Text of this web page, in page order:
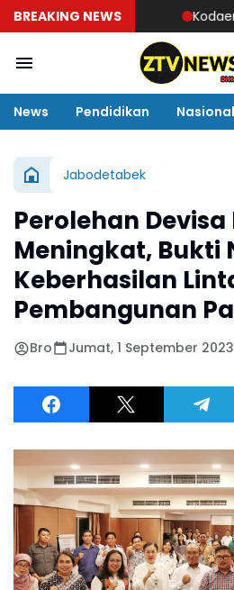
BREAKING NEWS Kodaeral 1
News Pendidikan Nasional
Jabodetabek
Perolehan
Meningkat, Bukti
Keberhasilan
Pembangunan
Bro Jumat, 1 September 2023